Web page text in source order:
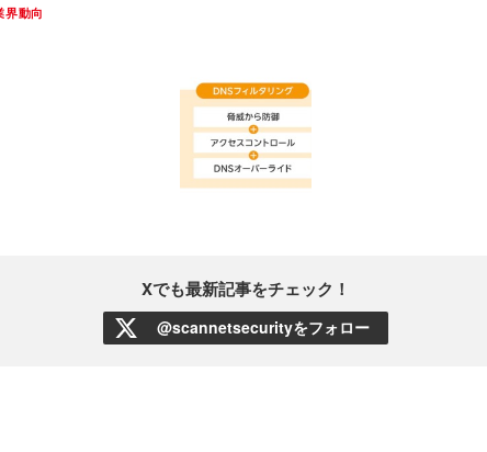
界動向
Xでも最新記事をチェック！
@scannetsecurityをフォロー